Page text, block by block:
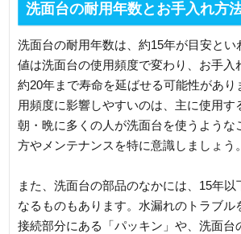
洗面台の耐用年数とお手入れ方
洗面台の耐用年数は、約15年が目安とい
値は洗面台の使用頻度で変わり、お手入
約20年まで寿命を延ばせる可能性があり
用頻度に影響しやすいのは、主に使用す
朝・晩に多くの人が洗面台を使うような
方やメンテナンスを特に意識しましょう。
また、洗面台の部品のなかには、15年以
なるものもあります。水漏れのトラブル
接続部分にある「パッキン」や、洗面台